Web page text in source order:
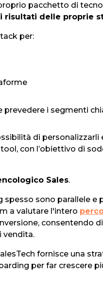
pacchetto di
risultati delle proprie
per:
i segmenti
di personalizzarli
con l’obiettivo di
Sales.
spesso sono parallele e
a valutare l'intero
consentendo
vendita.
fornisce una
per far crescere